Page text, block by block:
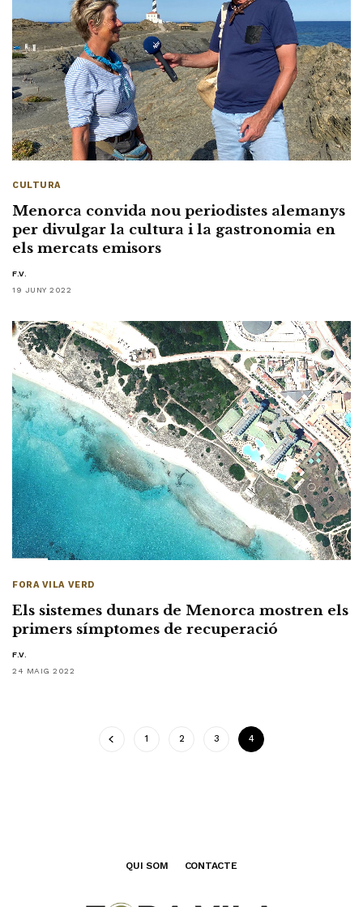
CULTURA
Menorca convida nou periodistes alemanys
per divulgar la cultura i la gastronomia en
els mercats emisors
F.V.
19 JUNY 2022
FORA VILA VERD
Els sistemes dunars de Menorca mostren els
primers símptomes de recuperació
F.V.
24 MAIG 2022
1 2 3 4
QUI SOM CONTACTE